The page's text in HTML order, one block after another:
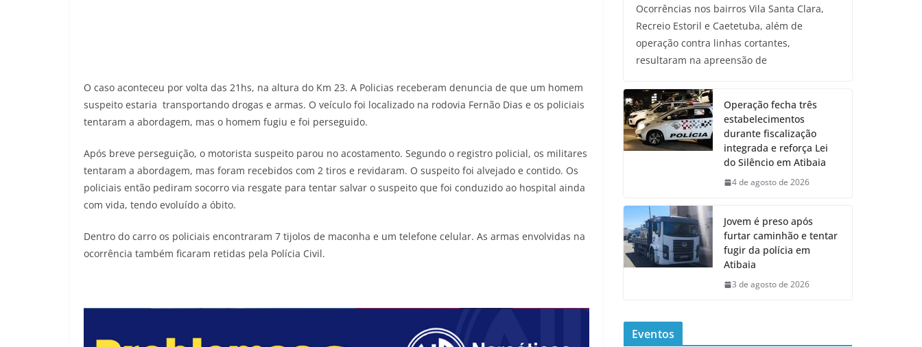
O caso aconteceu por volta das 21hs, na altura do Km 23. A Policias receberam denuncia de que um homem
suspeito estaria transportando drogas e armas. O veículo foi localizado na rodovia Fernão Dias e os policiais
tentaram a abordagem, mas o homem fugiu e foi perseguido.
Após breve perseguição, o motorista suspeito parou no acostamento. Segundo o registro policial, os militares
tentaram a abordagem, mas foram recebidos com 2 tiros e revidaram. O suspeito foi alvejado e contido. Os
policiais então pediram socorro via resgate para tentar salvar o suspeito que foi conduzido ao hospital ainda
com vida, tendo evoluído a óbito.
Dentro do carro os policiais encontraram 7 tijolos de maconha e um telefone celular. As armas envolvidas na
ocorrência também ficaram retidas pela Polícia Civil.
Ocorrências nos bairros Vila Santa Clara,
Recreio Estoril e Caetetuba, além de
operação contra linhas cortantes,
resultaram na apreensão de
Operação fecha três
estabelecimentos
durante fiscalização
integrada e reforça Lei
do Silêncio em Atibaia
4 de agosto de 2026
Jovem é preso após
furtar caminhão e tentar
fugir da polícia em
Atibaia
3 de agosto de 2026
Eventos